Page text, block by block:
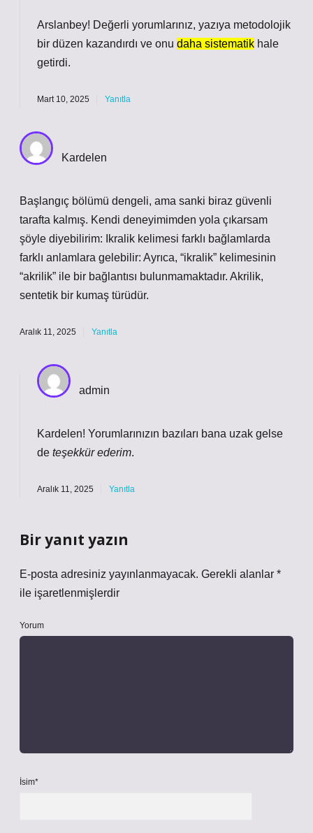
Arslanbey! Değerli yorumlarınız, yazıya metodolojik
bir düzen kazandırdı ve onu daha sistematik hale
getirdi.
Mart 10, 2025 Yanıtla
Kardelen
Başlangıç bölümü dengeli, ama sanki biraz güvenli
tarafta kalmış. Kendi deneyimimden yola çıkarsam
şöyle diyebilirim: Ikralik kelimesi farklı bağlamlarda
farklı anlamlara gelebilir: Ayrıca, “ikralik” kelimesinin
“akrilik” ile bir bağlantısı bulunmamaktadır. Akrilik,
sentetik bir kumaş türüdür.
Aralık 11, 2025 Yanıtla
admin
Kardelen! Yorumlarınızın bazıları bana uzak gelse
de teşekkür ederim.
Aralık 11, 2025 Yanıtla
Bir yanıt yazın
E-posta adresiniz yayınlanmayacak. Gerekli alanlar *
ile işaretlenmişlerdir
Yorum
İsim*